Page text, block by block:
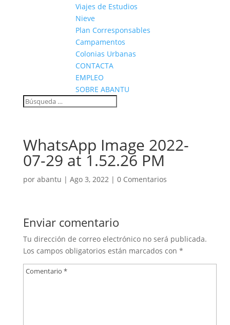
Viajes de Estudios
Nieve
Plan Corresponsables
Campamentos
Colonias Urbanas
CONTACTA
EMPLEO
SOBRE ABANTU
WhatsApp Image 2022-
07-29 at 1.52.26 PM
por abantu | Ago 3, 2022| 0 Comentarios
Enviar comentario
Tu dirección de correo electrónico no será publicada.
Los campos obligatorios están marcados con *